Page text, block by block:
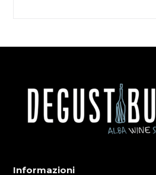
Informazioni